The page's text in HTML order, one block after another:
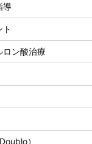
導
ロン酸治療
）